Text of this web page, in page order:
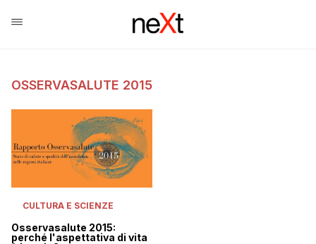
OSSERVASALUTE 2015
CULTURA E SCIENZE
Osservasalute 2015:
perché l'aspettativa di vita